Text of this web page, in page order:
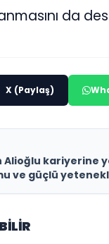
da
X (Paylaş)
Alioğlu kariyerine
ve güçlü